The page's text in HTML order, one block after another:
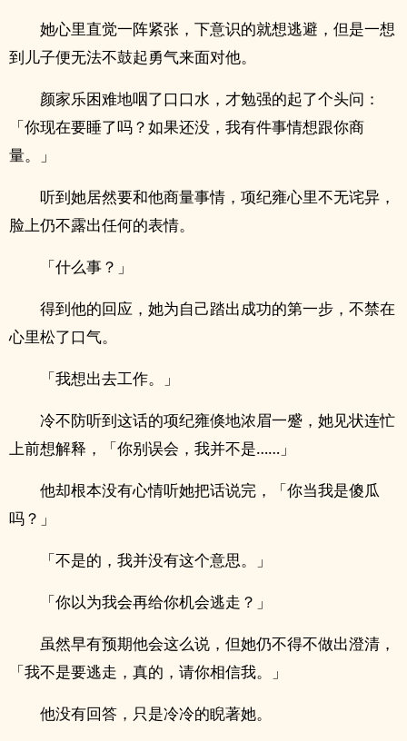
她心里直觉一阵紧张，下意识的就想逃避，但是一想
到儿子便无法不鼓起勇气来面对他。
颜家乐困难地咽了口口水，才勉强的起了个头问：
「你现在要睡了吗？如果还没，我有件事情想跟你商
量。」
听到她居然要和他商量事情，项纪雍心里不无诧异，
脸上仍不露出任何的表情。
「什么事？」
得到他的回应，她为自己踏出成功的第一步，不禁在
心里松了口气。
「我想出去工作。」
冷不防听到这话的项纪雍倏地浓眉一蹙，她见状连忙
上前想解释，「你别误会，我并不是……」
他却根本没有心情听她把话说完，「你当我是傻瓜
吗？」
「不是的，我并没有这个意思。」
「你以为我会再给你机会逃走？」
虽然早有预期他会这么说，但她仍不得不做出澄清，
「我不是要逃走，真的，请你相信我。」
他没有回答，只是冷冷的睨著她。